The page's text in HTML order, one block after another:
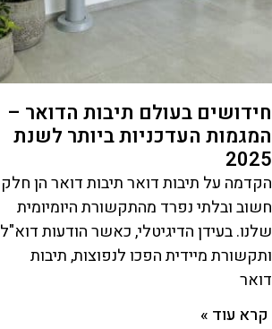
חידושים בעולם תיבות הדואר –
המגמות העדכניות ביותר לשנת
2025
הקדמה על תיבות דואר תיבות דואר הן חלק
חשוב ובלתי נפרד מהתקשורת היומיומית
שלנו. בעידן הדיגיטלי, כאשר הודעות דוא"ל
ותקשורת מיידית הפכו לנפוצות, תיבות
דואר
קרא עוד »